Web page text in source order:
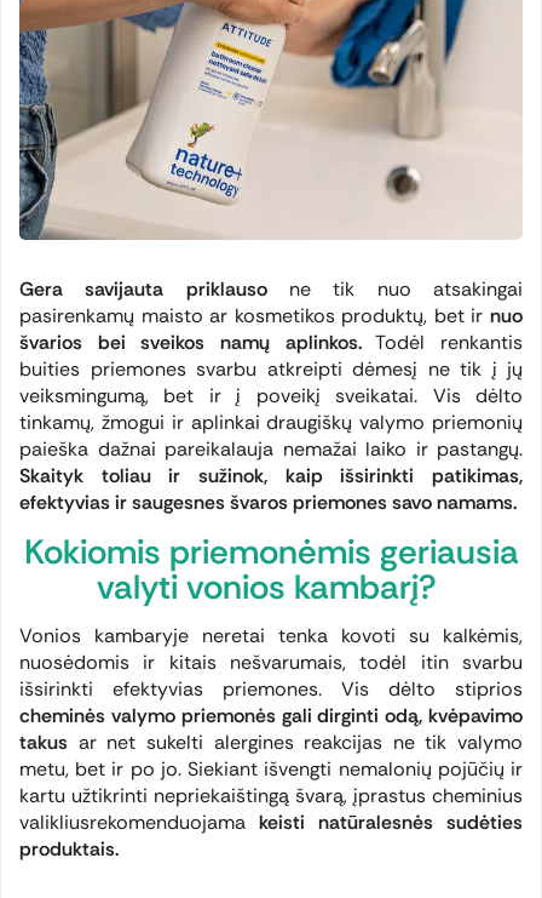
Gera savijauta priklausone tik nuo atsakingai
pasirenkamų maisto ar kosmetikos produktų, bet ir nuo
švarios bei sveikos namų aplinkos.Todėl renkantis
buities priemones svarbu atkreipti dėmesį ne tik į jų
veiksmingumą, bet ir į poveikį sveikatai. Vis dėlto
tinkamų, žmogui ir aplinkai draugiškų valymo priemonių
paieška dažnai pareikalauja nemažai laiko ir pastangų.
Skaityk toliau ir sužinok, kaip išsirinkti patikimas,
efektyvias ir saugesnes švaros priemones savo namams.
Kokiomis priemonėmis geriausia
valyti vonios kambarį?
Vonios kambaryje neretai tenka kovoti su kalkėmis,
nuosėdomis ir kitais nešvarumais, todėl itin svarbu
išsirinkti efektyvias priemones. Vis dėlto stiprios
cheminės valymo priemonės gali dirginti odą, kvėpavimo
takus ar net sukelti alergines reakcijas ne tik valymo
metu, bet ir po jo. Siekiant išvengti nemalonių pojūčių ir
kartu užtikrinti nepriekaištingą švarą, įprastus cheminius
valikliusrekomenduojama keisti natūralesnės sudėties
produktais.